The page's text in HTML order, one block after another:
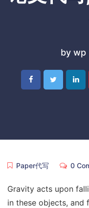
by wp
Paper代写 0
Gravity acts upon
in these objects,